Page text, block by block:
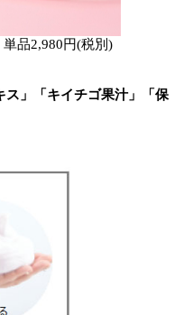
単品2,980円(税別)
ス」「キイチゴ果汁」「保